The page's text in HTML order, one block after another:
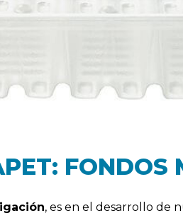
, es en el desarrollo de